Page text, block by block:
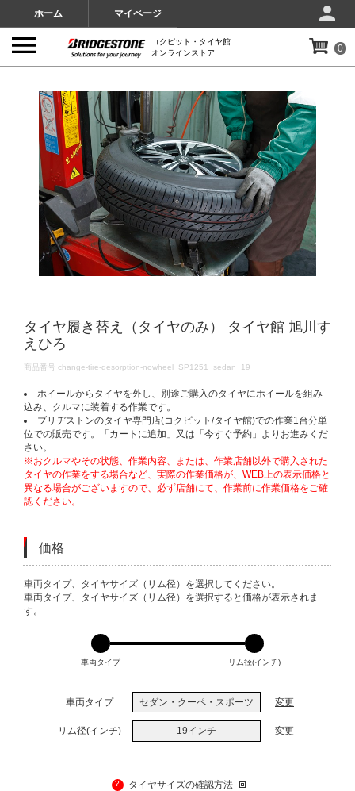
ホーム マイページ
コクピット・タイヤ館
オンラインストア
0
タイヤ履き替え（タイヤのみ） タイヤ館 旭川す
えひろ
DETAILS
商品番号 change-tire-desorption-nowheel_SP1251_sedan_19
ホイールからタイヤを外し、別途ご購入のタイヤにホイールを組み
込み、クルマに装着する作業です。
ブリヂストンのタイヤ専門店(コクピット/タイヤ館)での作業1台分単
位での販売です。「カートに追加」又は「今すぐ予約」よりお進みくだ
さい。
※おクルマやその状態、作業内容、または、作業店舗以外で購入された
タイヤの作業をする場合など、実際の作業価格が、WEB上の表示価格と
異なる場合がございますので、必ず店舗にて、作業前に作業価格をご確
認ください。
価格
VARIATIONS
車両タイプ、タイヤサイズ（リム径）を選択してください。
車両タイプ、タイヤサイズ（リム径）を選択すると価格が表示されま
す。
車両タイプ リム径(インチ)
車両タイプ セダン・クーペ・スポーツ 変更
リム径(インチ) 19インチ 変更
? タイヤサイズの確認方法